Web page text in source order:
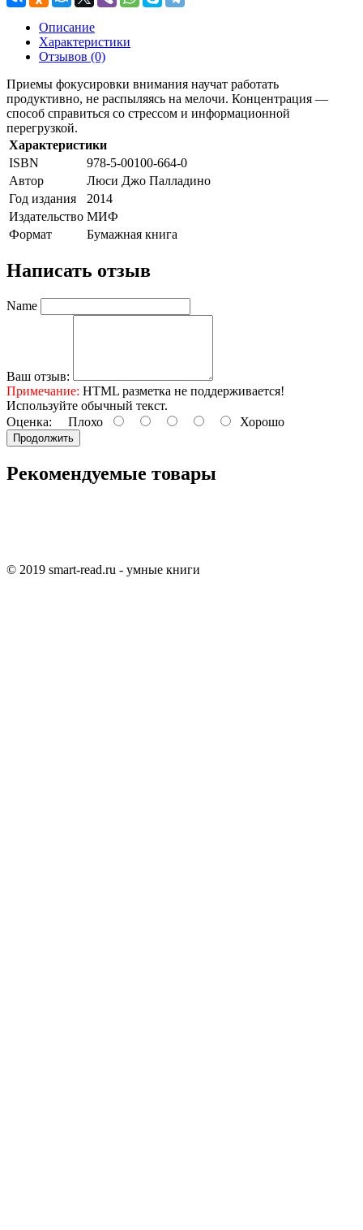
Описание
Характеристики
Отзывов (0)
Приемы фокусировки внимания научат работать
продуктивно, не распыляясь на мелочи. Концентрация —
способ справиться со стрессом и информационной
перегрузкой.
Характеристики
ISBN
978-5-00100-664-0
Автор
Люси Джо Палладино
Год издания
2014
Издательство МИФ
Формат
Бумажная книга
Написать отзыв
Name
Ваш отзыв:
Примечание: HTML разметка не поддерживается!
Используйте обычный текст.
Оценка: Плохо Хорошо
Продолжить
Рекомендуемые товары
© 2019 smart-read.ru - умные книги